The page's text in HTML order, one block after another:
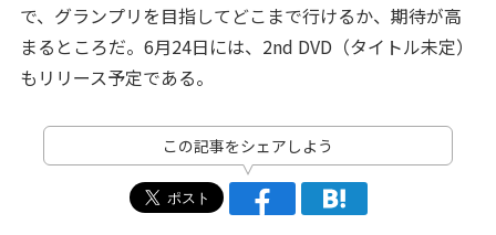
で、グランプリを目指してどこまで行けるか、期待が高
まるところだ。6月24日には、2nd DVD（タイトル未定）
もリリース予定である。
この記事をシェアしよう